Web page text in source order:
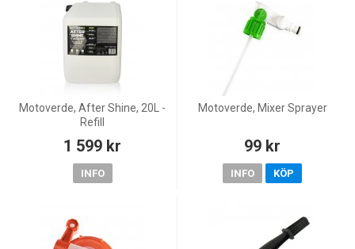
Motoverde, After Shine, 20L -
Refill
1 599 kr
INFO
Motoverde, Mixer Sprayer
99 kr
INFO KÖP